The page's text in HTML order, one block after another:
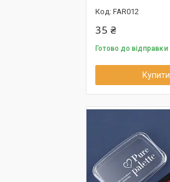
FAR012
35 ₴
Готово до відправки
Купити